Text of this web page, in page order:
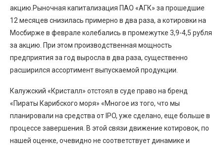
акцию.Рыночная капитализация ПАО «АГК» за прошедшие
12 месяцев снизилась примерно в два раза, а котировки на
Мосбирже в феврале колебались в промежутке 3,9-4,5 рубля
за акцию. При этом производственная мощность
предприятия за год выросла в два раза, существенно
расширился ассортимент выпускаемой продукции.
Калужский «Кристалл» отстоял в суде право на бренд
«Пираты Карибского моря» «Многое из того, что мы
планировали на средства от IPO, уже сделано, еще больше в
процессе завершения. В этой связи движение котировок, по
нашей оценке, очевидно не соответствует динамике и